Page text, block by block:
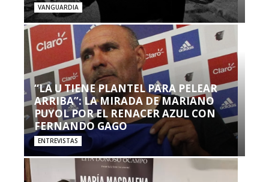
VANGUARDIA
“LA U TIENE PLANTEL PARA PELEAR
ARRIBA”: LA MIRADA DE MARIANO
PUYOL POR EL RENACER AZUL CON
FERNANDO GAGO
ENTREVISTAS